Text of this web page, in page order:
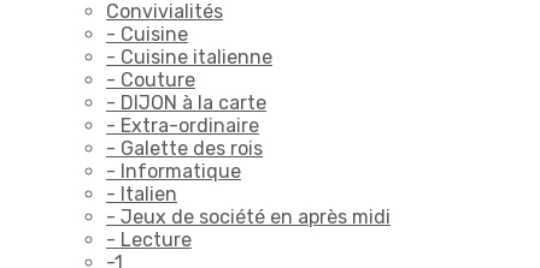
Convivialités
- Cuisine
- Cuisine italienne
- Couture
- DIJON à la carte
- Extra-ordinaire
- Galette des rois
- Informatique
- Italien
- Jeux de société en après midi
- Lecture
-1